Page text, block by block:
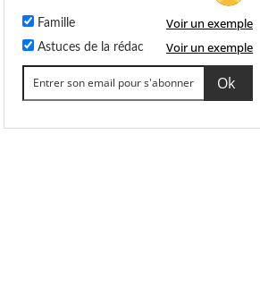
Famille Voir un exemple
Astuces de la rédac Voir un exemple